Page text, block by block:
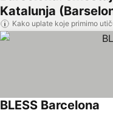
Katalunja
Kako uplate koje primimo
BLESS Barcelona